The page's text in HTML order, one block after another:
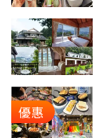
優惠